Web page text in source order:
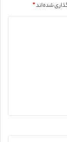
شده‌اند*